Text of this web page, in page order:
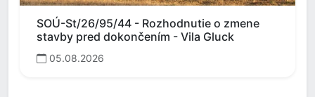
SOÚ-St/26/95/44 - Rozhodnutie o zmene
stavby pred dokončením - Vila Gluck
05.08.2026